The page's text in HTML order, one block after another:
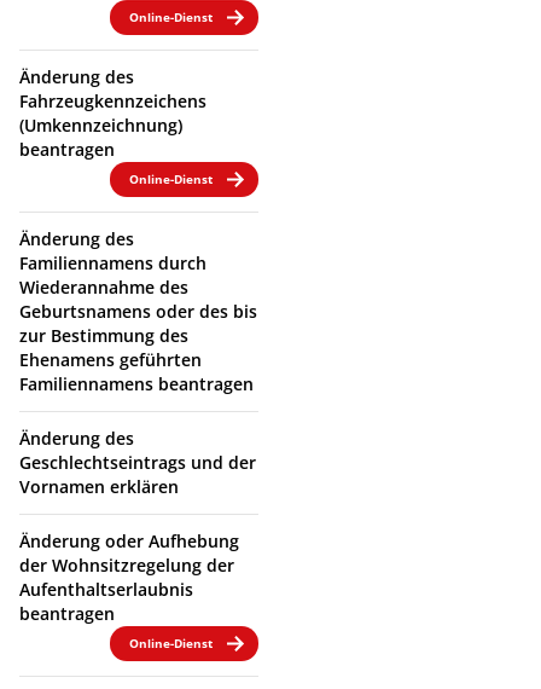
Online-Dienst
Änderung des
Fahrzeugkennzeichens
(Umkennzeichnung)
beantragen
Online-Dienst
Änderung des
Familiennamens durch
Wiederannahme des
Geburtsnamens oder des bis
zur Bestimmung des
Ehenamens geführten
Familiennamens beantragen
Änderung des
Geschlechtseintrags und der
Vornamen erklären
Änderung oder Aufhebung
der Wohnsitzregelung der
Aufenthaltserlaubnis
beantragen
Online-Dienst